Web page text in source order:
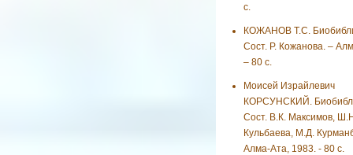
с.
КОЖАНОВ Т.С.
Сост. Р. Кожанова. –
– 80 с.
Моисей Израйлевич
КОРСУНСКИЙ.
Сост. В.К. Максимов,
Кульбаева, М.Д.
Алма-Ата, 1983. - 80 с.